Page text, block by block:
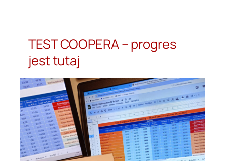
TEST COOPERA – progres
jest tutaj